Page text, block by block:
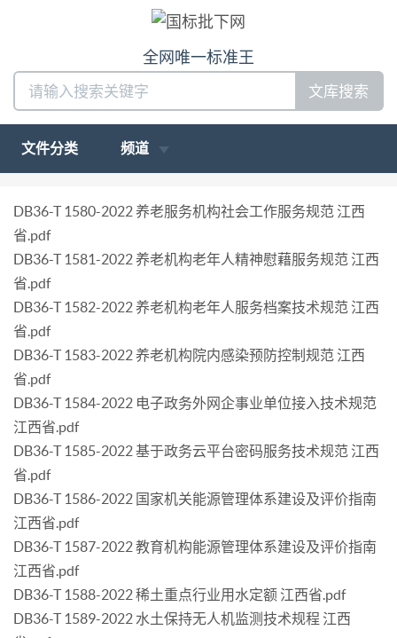
全网唯一标准王
文库搜索
文件分类 频道
DB36-T 1580-2022 养老服务机构社会工作服务规范 江西
省.pdf
DB36-T 1581-2022 养老机构老年人精神慰藉服务规范 江西
省.pdf
DB36-T 1582-2022 养老机构老年人服务档案技术规范 江西
省.pdf
DB36-T 1583-2022 养老机构院内感染预防控制规范 江西
省.pdf
DB36-T 1584-2022 电子政务外网企事业单位接入技术规范
江西省.pdf
DB36-T 1585-2022 基于政务云平台密码服务技术规范 江西
省.pdf
DB36-T 1586-2022 国家机关能源管理体系建设及评价指南
江西省.pdf
DB36-T 1587-2022 教育机构能源管理体系建设及评价指南
江西省.pdf
DB36-T 1588-2022 稀土重点行业用水定额 江西省.pdf
DB36-T 1589-2022 水土保持无人机监测技术规程 江西